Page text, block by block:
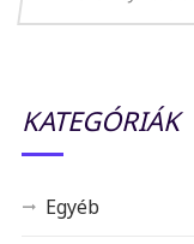
KATEGÓRIÁK
Egyéb